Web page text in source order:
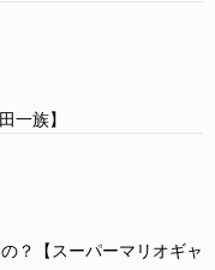
一族】
？【スーパーマリオギャ